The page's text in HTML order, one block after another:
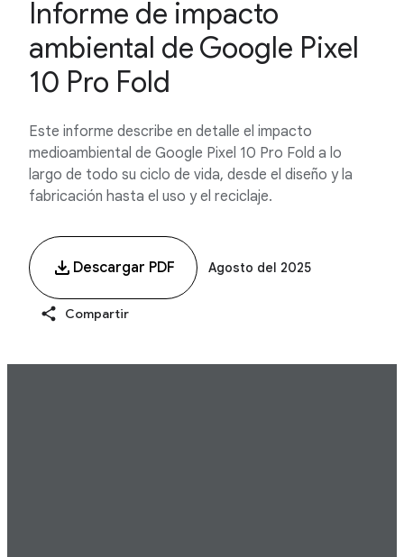
Informe de impacto
ambiental de Google Pixel
10 Pro Fold
Este informe describe en detalle el impacto
medioambiental de Google Pixel 10 Pro Fold a lo
largo de todo su ciclo de vida, desde el diseño y la
fabricación hasta el uso y el reciclaje.
Descargar PDF Agosto del 2025
Compartir